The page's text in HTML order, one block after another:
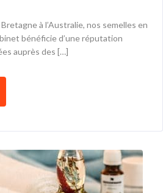
à l’Australie, nos semelles en
bénéficie d’une réputation
auprès des […]